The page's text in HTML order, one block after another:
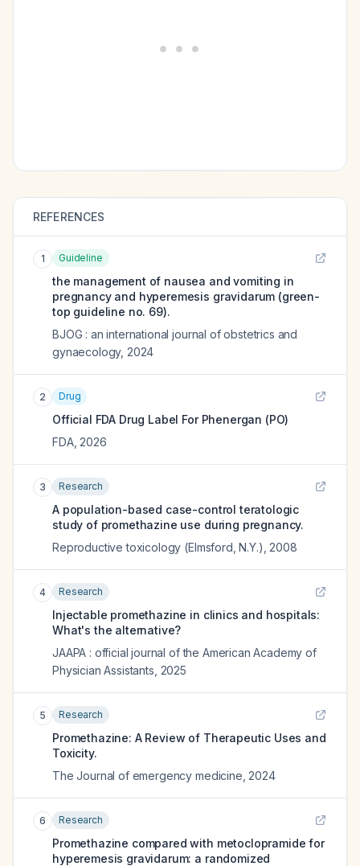
REFERENCES
1 Guideline
the management of nausea and vomiting in
pregnancy and hyperemesis gravidarum (green-
top guideline no. 69).
BJOG : an international journal of obstetrics and
gynaecology, 2024
2 Drug
Official FDA Drug Label For Phenergan (PO)
FDA, 2026
3 Research
A population-based case-control teratologic
study of promethazine use during pregnancy.
Reproductive toxicology (Elmsford, N.Y.) 2008
4 Research
Injectable promethazine in clinics and hospitals:
What's the alternative?
JAAPA : official journal of the American Academy of
Physician Assistants 2025
5 Research
Promethazine: A Review of Therapeutic Uses and
Toxicity.
The Journal of emergency medicine 2024
6 Research
Promethazine compared with metoclopramide for
hyperemesis gravidarum: a randomized